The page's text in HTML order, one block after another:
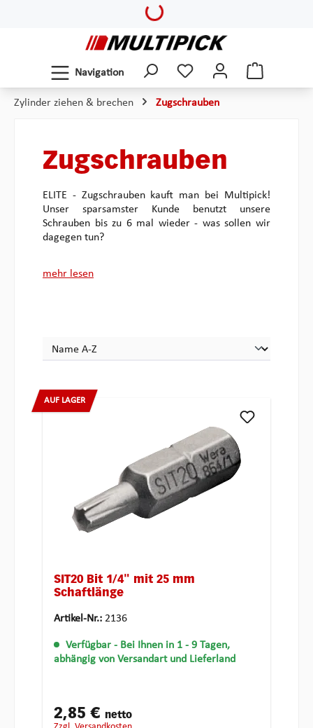
Navigation
Zylinder ziehen & brechen Zugschrauben
Zugschrauben
ELITE - Zugschrauben kauft man bei Multipick!
Unser sparsamster Kunde benutzt unsere
Schrauben bis zu 6 mal wieder - was sollen wir
dagegen tun?
mehr lesen
AUF LAGER
SIT20 Bit 1/4" mit 25 mm
Schaftlänge
Artikel-Nr.: 2136
Verfügbar - Bei Ihnen in 1 - 9 Tagen,
abhängig von Versandart und Lieferland
2,85 € netto